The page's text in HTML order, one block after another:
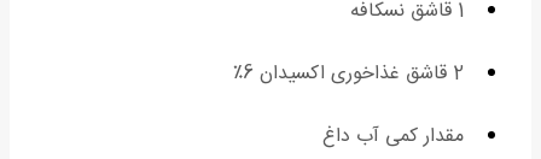
1 قاشق نسکافه
2 قاشق غذاخوری اکسیدان 6٪
مقدار کمی آب داغ